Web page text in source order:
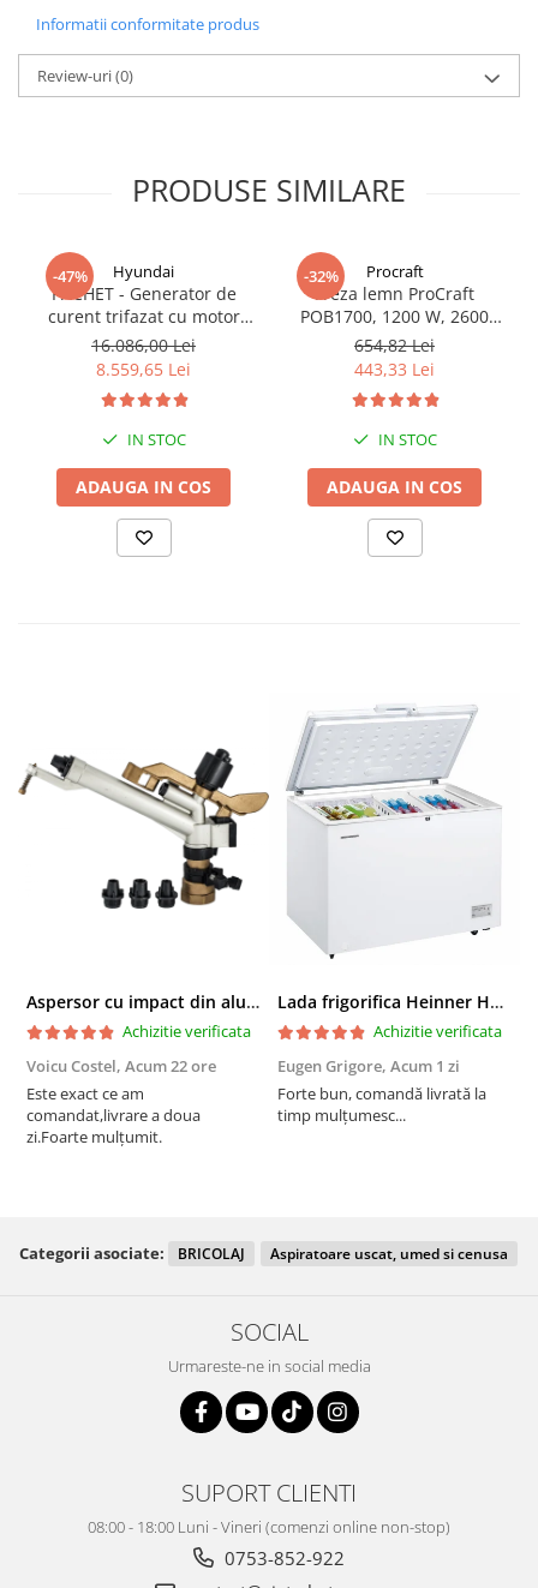
Informatii conformitate produs
Review-uri(0)
PRODUSE SIMILARE
-47% Hyundai
PACHET - Generator de
curent trifazat cu motor
diesel Hyundai DHY8600SE-
T, putere motor 12 CP,
tensiune 380 / 220 V +
Automatizare trifazata
16.086,00 Lei
8.559,65 Lei
IN STOC
ADAUGA IN COS
-32% Procraft
Freza lemn ProCraft
POB1700, 1200 W, 2600
Rpm cu 12 freze pentru
lemn incluse in pachet
654,82 Lei
443,33 Lei
IN STOC
ADAUGA IN COS
Aspersor cu impact din aluminiu cu FI, Presiune (bar)1.5-5, Diametru de aspersie (m)32-58
Achizitie verificata
Voicu Costel, Acum 22 ore
Este exact ce am
comandat,livrare a doua
zi.Foarte mulțumit.
Lada frigorifica Heinner HCF-287CNHE++, 287 l, Clasa E, Compresor inverter, Iluminare LED, Functionalitate frigider, Alb
Achizitie verificata
Eugen Grigore, Acum 1 zi
Forte bun, comandă livrată la
timp mulțumesc...
Categorii asociate: BRICOLAJ Aspiratoare uscat, umed si cenusa
SOCIAL
Urmareste-ne in social media
SUPORT CLIENTI
08:00 - 18:00 Luni - Vineri (comenzi online non-stop)
0753-852-922